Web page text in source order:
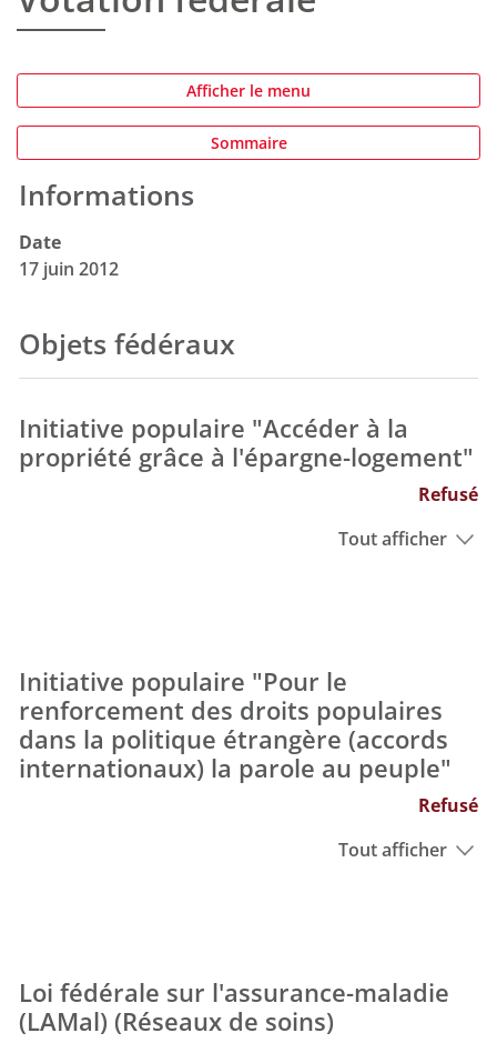
Afficher le menu
Sommaire
Informations
Date
17 juin 2012
Objets fédéraux
Initiative populaire "Accéder à la
propriété grâce à l'épargne-logement"
Refusé
Tout afficher
Initiative populaire "Pour le
renforcement des droits populaires
dans la politique étrangère (accords
internationaux) la parole au peuple"
Refusé
Tout afficher
Loi fédérale sur l'assurance-maladie
(LAMal) (Réseaux de soins)